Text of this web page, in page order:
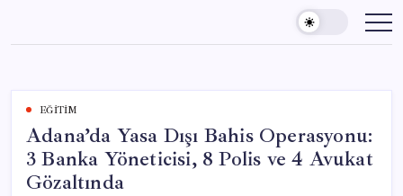
content
EĞITIM
Adana’da Yasa Dışı Bahis Operasyonu:
3 Banka Yöneticisi, 8 Polis ve 4 Avukat
Gözaltında